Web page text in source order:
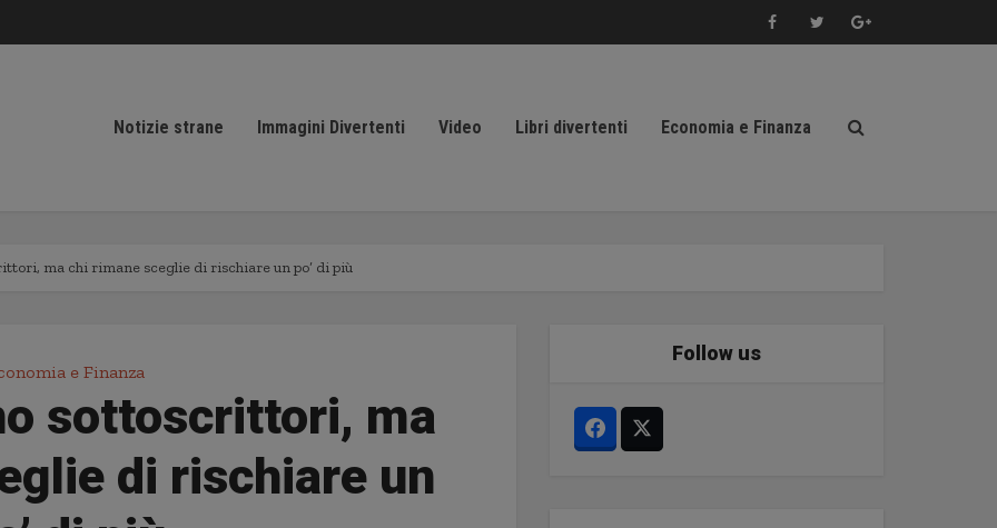
Notizie strane Immagini Divertenti Video Libri divertenti Economia e Finanza
ma chi rimane sceglie di rischiare un po’ di più
e Finanza
sottoscrittori, ma
di rischiare un
Follow us